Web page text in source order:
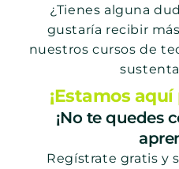
¿Tienes alguna
gustaría recibir
nuestros cursos de
¡Estamos
¡No te quedes
Regístrate gratis y